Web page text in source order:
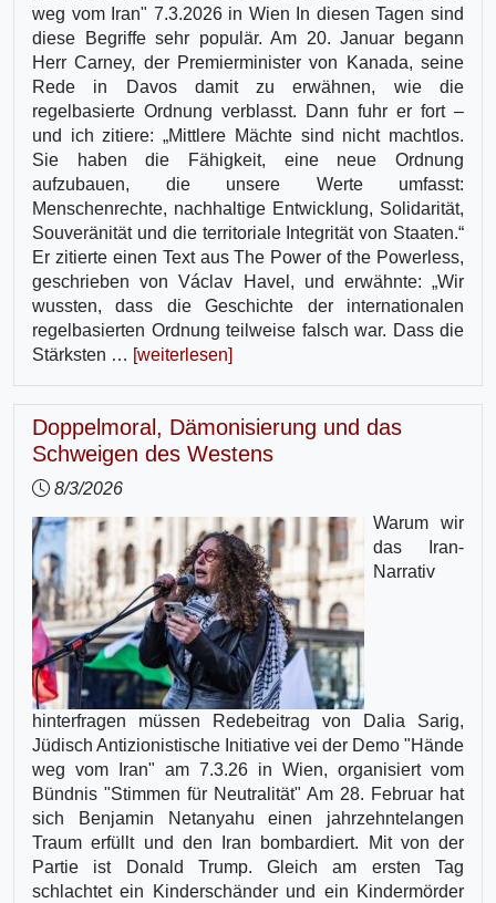
weg vom Iran" 7.3.2026 in Wien In diesen Tagen sind
diese Begriffe sehr populär. Am 20. Januar begann
Herr Carney, der Premierminister von Kanada, seine
Rede in Davos damit zu erwähnen, wie die
regelbasierte Ordnung verblasst. Dann fuhr er fort –
und ich zitiere: „Mittlere Mächte sind nicht machtlos.
Sie haben die Fähigkeit, eine neue Ordnung
aufzubauen, die unsere Werte umfasst:
Menschenrechte, nachhaltige Entwicklung, Solidarität,
Souveränität und die territoriale Integrität von Staaten.“
Er zitierte einen Text aus The Power of the Powerless,
geschrieben von Václav Havel, und erwähnte: „Wir
wussten, dass die Geschichte der internationalen
regelbasierten Ordnung teilweise falsch war. Dass die
Stärksten … [weiterlesen]
Doppelmoral, Dämonisierung und das
Schweigen des Westens
8/3/2026
Warum wir
das Iran-
Narrativ
hinterfragen müssen Redebeitrag von Dalia Sarig,
Jüdisch Antizionistische Initiative vei der Demo "Hände
weg vom Iran" am 7.3.26 in Wien, organisiert vom
Bündnis "Stimmen für Neutralität" Am 28. Februar hat
sich Benjamin Netanyahu einen jahrzehntelangen
Traum erfüllt und den Iran bombardiert. Mit von der
Partie ist Donald Trump. Gleich am ersten Tag
schlachtet ein Kinderschänder und ein Kindermörder